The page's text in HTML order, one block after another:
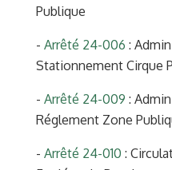
Publique
- Arrêté 24-006 :
Stationnement Cirque
- Arrêté 24-009 :
Réglement Zone
- Arrêté 24-010 :